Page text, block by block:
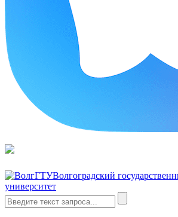
Волгоградский
университет